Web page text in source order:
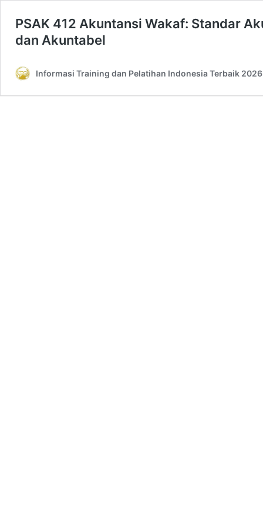
PSAK 412 Akuntansi Wakaf: Standar
dan Akuntabel
Informasi Training dan Pelatihan Indonesia Terbaik 2026